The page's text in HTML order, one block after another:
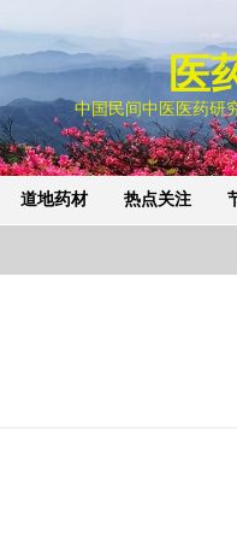
医
中国民间中医医药研
道地药材 热点关注